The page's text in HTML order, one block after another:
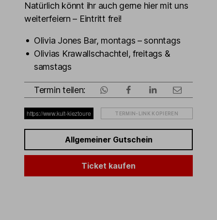
Natürlich könnt ihr auch gerne hier mit uns
weiterfeiern – Eintritt frei!
Olivia Jones Bar, montags – sonntags
Olivias Krawallschachtel, freitags &
samstags
Termin teilen:
TERMIN-LINK KOPIEREN
Allgemeiner Gutschein
Ticket kaufen